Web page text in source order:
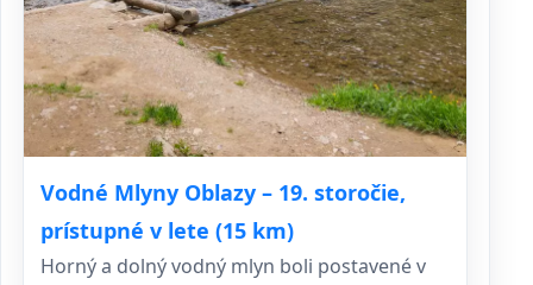
Vodné Mlyny Oblazy – 19. storočie,
prístupné v lete (15 km)
Horný a dolný vodný mlyn boli postavené v